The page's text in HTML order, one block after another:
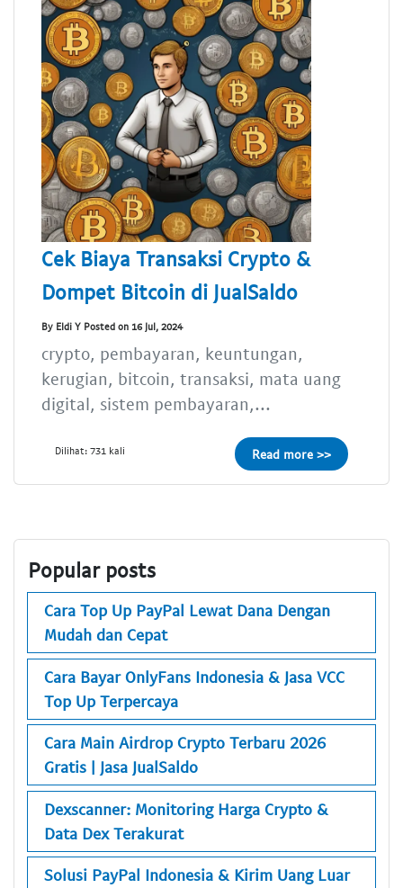
Cek Biaya Transaksi Crypto &
Dompet Bitcoin di JualSaldo
By Eldi Y Posted on 16 Jul, 2024
crypto, pembayaran, keuntungan,
kerugian, bitcoin, transaksi, mata uang
digital, sistem pembayaran,...
Dilihat: 731 kali Read more >>
Popular posts
Cara Top Up PayPal Lewat Dana Dengan
Mudah dan Cepat
Cara Bayar OnlyFans Indonesia & Jasa VCC
Top Up Terpercaya
Cara Main Airdrop Crypto Terbaru 2026
Gratis | Jasa JualSaldo
Dexscanner: Monitoring Harga Crypto &
Data Dex Terakurat
Solusi PayPal Indonesia & Kirim Uang Luar